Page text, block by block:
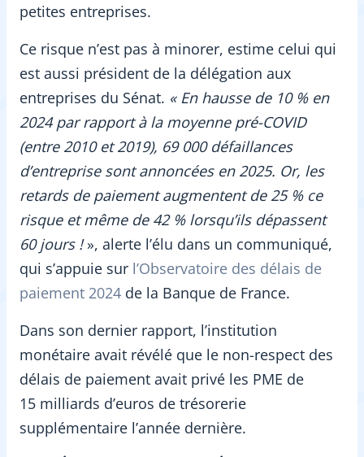
petites entreprises.
Ce risque n’est pas à minorer, estime celui qui
est aussi président de la délégation aux
entreprises du Sénat. « En hausse de 10 % en
2024 par rapport à la moyenne pré-COVID
(entre 2010 et 2019), 69 000 défaillances
d’entreprise sont annoncées en 2025. Or, les
retards de paiement augmentent de 25 % ce
risque et même de 42 % lorsqu’ils dépassent
60 jours !», alerte l’élu dans un communiqué,
qui s’appuie sur l’Observatoire des délais de
paiement 2024 de la Banque de France.
Dans son dernier rapport, l’institution
monétaire avait révélé que le non-respect des
délais de paiement avait privé les PME de
15 milliards d’euros de trésorerie
supplémentaire l’année dernière.